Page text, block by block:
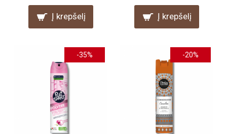
Į krepšelį Į krepšelį
-35% -20%